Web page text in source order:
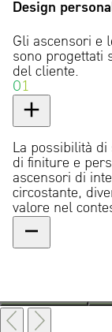
Design
Gli ascensori e
sono progettati
del cliente.
01
La possibilità di
di finiture e
ascensori di
circostante,
valore nel